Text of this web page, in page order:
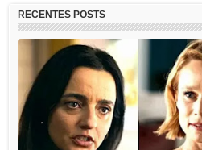
RECENTES POSTS